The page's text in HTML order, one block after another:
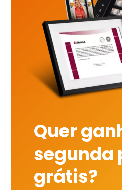
Quer
segunda
grátis?